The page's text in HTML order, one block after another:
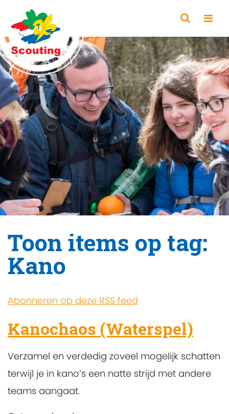
Toon items op tag:
Kano
Abonneren op deze RSS feed
Kanochaos (Waterspel)
Verzamel en verdedig zoveel mogelijk schatten
terwijl je in kano’s een natte strijd met andere
teams aangaat.